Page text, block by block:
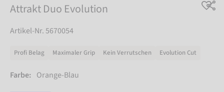
Attrakt Duo Evolution
Artikel-Nr. 5670054
Profi Belag Maximaler Grip Kein Verrutschen Evolution Cut
Farbe: Orange-Blau